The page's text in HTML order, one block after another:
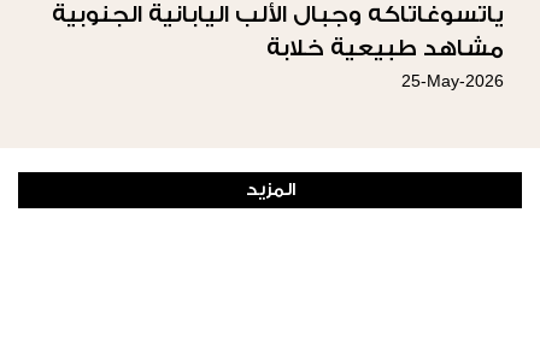
ياتسوغاتاكه وجبال الألب اليابانية الجنوبية
مشاهد طبيعية خلابة
25-May-2026
المزيد